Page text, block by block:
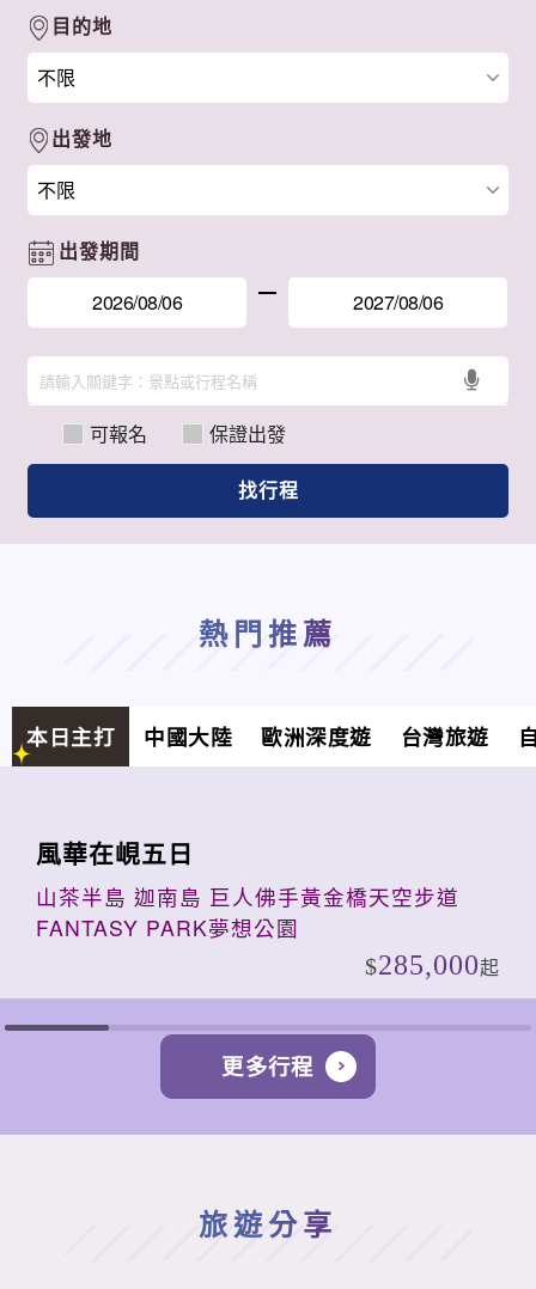
目的地
出發地
出發期間
可報名 保證出發
找行程
熱門推薦
本日主打 中國大陸 歐洲深度遊 台灣旅遊
風華在峴五日
山茶半島 迦南島 巨人佛手黃金橋天空步道
FANTASY PARK夢想公園
285,000起
更多行程
旅遊分享